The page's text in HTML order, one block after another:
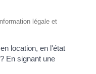
légale et
location, en l'état
En signant une